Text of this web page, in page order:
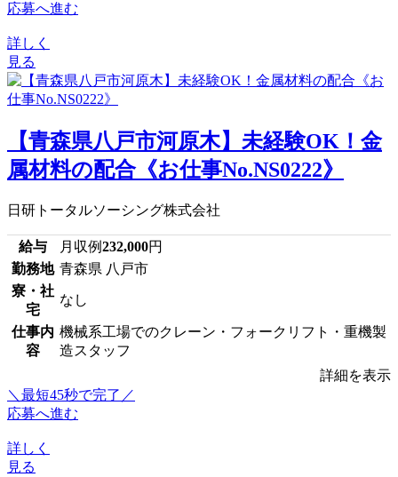
応募へ進む
詳しく
見る
【青森県八戸市河原木】未経験OK！金
属材料の配合《お仕事No.NS0222》
日研トータルソーシング株式会社
給与 月収例232,000円
勤務地 青森県 八戸市
寮・社
宅
なし
仕事内
容
機械系工場でのクレーン・フォークリフト・重機製
造スタッフ
詳細を表示
＼最短45秒で完了／
応募へ進む
詳しく
見る